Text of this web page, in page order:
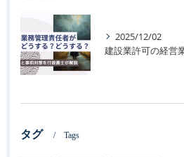
2025/12/02
タグ Tags